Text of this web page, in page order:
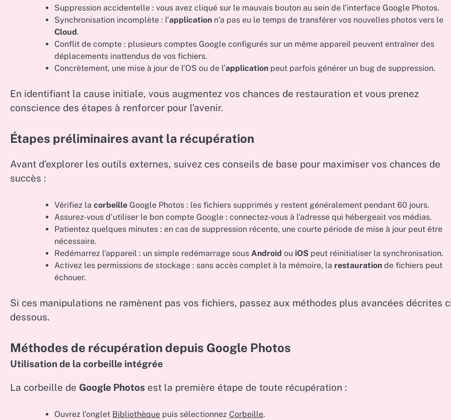
Suppression accidentelle : vous avez cliqué sur le mauvais bouton au sein de l’interface Google Photos.
Synchronisation incomplète : l’application n’a pas eu le temps de transférer vos nouvelles photos vers le
Cloud.
Conflit de compte : plusieurs comptes Google configurés sur un même appareil peuvent entraîner des
déplacements inattendus de vos fichiers.
Concrètement, une mise à jour de l’OS ou de l’application peut parfois générer un bug de suppression.
En identifiant la cause initiale, vous augmentez vos chances de restauration et vous prenez
conscience des étapes à renforcer pour l’avenir.
Étapes préliminaires avant la récupération
Avant d’explorer les outils externes, suivez ces conseils de base pour maximiser vos chances de
succès :
Vérifiez la corbeille Google Photos : les fichiers supprimés y restent généralement pendant 60 jours.
Assurez-vous d’utiliser le bon compte Google : connectez-vous à l’adresse qui hébergeait vos médias.
Patientez quelques minutes : en cas de suppression récente, une courte période de mise à jour peut être
nécessaire.
Redémarrez l’appareil : un simple redémarrage sous Android ou iOS peut réinitialiser la synchronisation.
Activez les permissions de stockage : sans accès complet à la mémoire, la restauration de fichiers peut
échouer.
Si ces manipulations ne ramènent pas vos fichiers, passez aux méthodes plus avancées décrites
dessous.
Méthodes de récupération depuis Google Photos
Utilisation de la corbeille intégrée
La corbeille de Google Photos est la première étape de toute récupération :
Ouvrez l’onglet Bibliothèque puis sélectionnez Corbeille.